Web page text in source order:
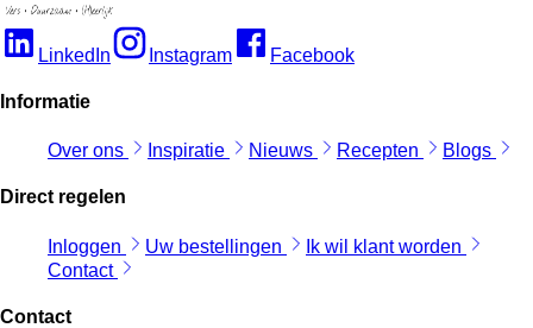
LinkedIn Instagram Facebook
Informatie
Over ons Inspiratie Nieuws Recepten Blogs
Direct regelen
Inloggen Uw bestellingen
Ik wil klant worden
Contact
Contact